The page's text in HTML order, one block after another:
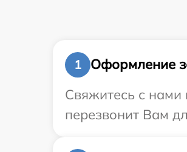
1
Оформление
Свяжитесь с нами
перезвонит Вам